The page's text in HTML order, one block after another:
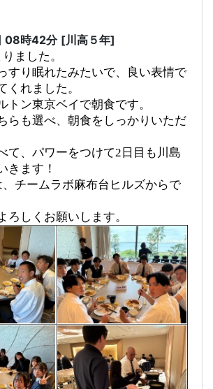
08時42分 [川高５年]
ました。
すり眠れたみたいで、良い表情で
くれました。
ン東京ベイで朝食です。
らも選べ、朝食をしっかりいただ
て、パワーをつけて2日目も川島
きます！
チームラボ麻布台ヒルズからで
しくお願いします。